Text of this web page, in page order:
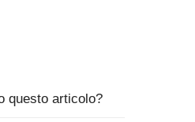
questo articolo?